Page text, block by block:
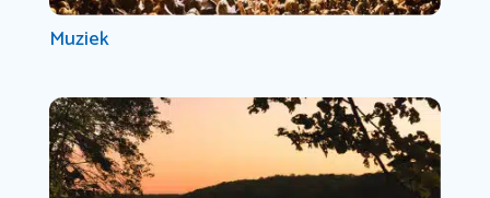
Muziek